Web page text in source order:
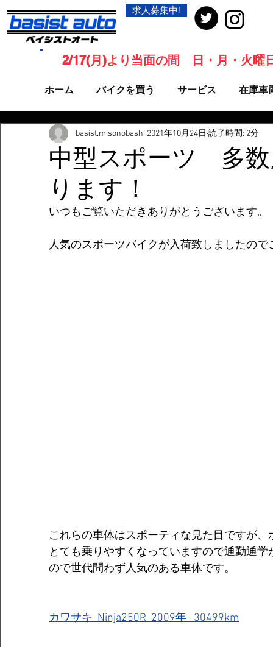
求人募集中!
ホーム バイクを買う サービス 在庫車
2/17(月)より当面の間 日・月・火曜
中型スポーツ 多数
ります！
basist.misonobashi 2021年10月24日 読了時間: 2分
いつもご覧いただきありがとうございます。
人気のスポーツバイクが入荷致しましたので
これらの車体はスポーティな見た目ですが
とても乗りやすくなっていますので通勤通
ので世代問わず人気のある車体です。
カワサキ  Ninja250R  2009年   30499km